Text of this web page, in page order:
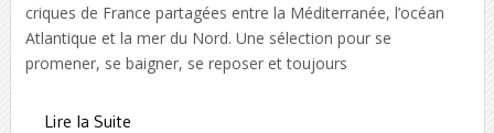
criques de France partagées entre la Méditerranée, l’océan
Atlantique et la mer du Nord. Une sélection pour se
promener, se baigner, se reposer et toujours
Lire la Suite